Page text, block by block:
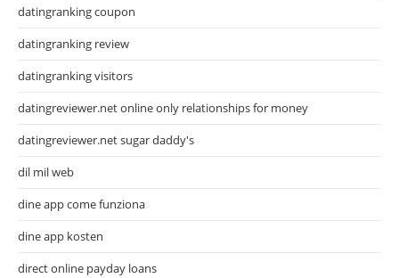
datingranking coupon
datingranking review
datingranking visitors
datingreviewer.net online only relationships for money
datingreviewer.net sugar daddy's
dil mil web
dine app come funziona
dine app kosten
direct online payday loans